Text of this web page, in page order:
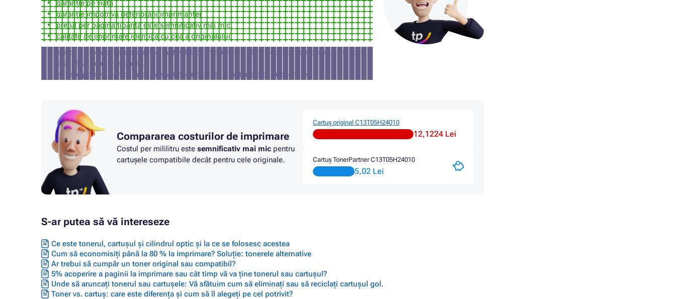
3830DWTF
Cartus EPSON WORKFORCE PRO WF-
4800 SERIES
7835DTWF
Cartus EPSON WORKFORCE PRO WF-
7840DTWF
7830DTWF
Cartus EPSON WORKFORCE WF-7835
Cartus EPSON WORKFORCE WF-7840
garanție pe viață
garanție împotriva deteriorării imprimantei
prețul per pagină tipărită este semnificativ mai mic
calitate de imprimare identică cu cea a originalului
există o probabilitate de aproximativ 3% ca imprimanta să nu accepte acest cartuș (în acest
caz, vă vom returna banii).
nu este potrivit pentru imprimarea fotografiilor și a materialelor publicitare
Compararea costurilor de imprimare
Costul per mililitru este semnificativ mai mic pentru
cartușele compatibile decât pentru cele originale.
Cartuș original C13T05H24010
12,1224 Lei
Cartuș TonerPartner C13T05H24010
5,02 Lei
S-ar putea să vă intereseze
Ce este tonerul, cartușul și cilindrul optic și la ce se folosesc acestea
Cum să economisiți până la 80 % la imprimare? Soluție: tonerele alternative
Ar trebui să cumpăr un toner original sau compatibil?
5% acoperire a paginii la imprimare sau cât timp vă va ține tonerul sau cartușul?
Unde să aruncați tonerul sau cartușele: Vă sfătuim cum să eliminați sau să reciclați cartușul gol.
Toner vs. cartuș: care este diferența și cum să îl alegeți pe cel potrivit?